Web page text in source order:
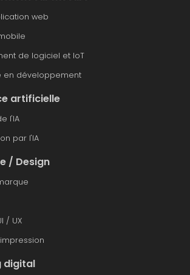
web
de logiciel et IoT
en développement
artificielle
l'IA
par l'IA
/ Design
/ UX
digital